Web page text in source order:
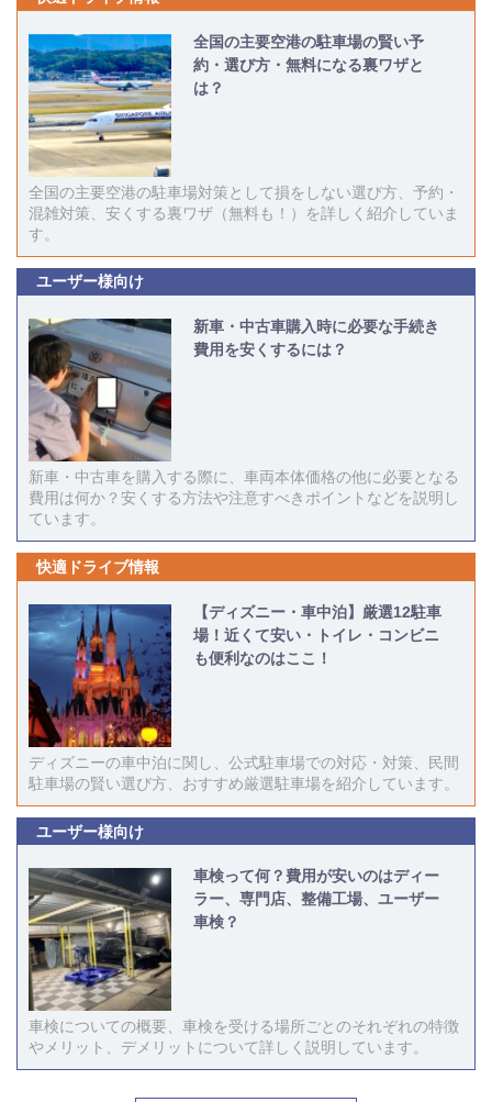
全国の主要空港の駐車場の賢い予
約・選び方・無料になる裏ワザと
は？
全国の主要空港の駐車場対策として損をしない選び方、予約・
混雑対策、安くする裏ワザ（無料も！）を詳しく紹介していま
す。
ユーザー様向け
新車・中古車購入時に必要な手続き
費用を安くするには？
新車・中古車を購入する際に、車両本体価格の他に必要となる
費用は何か？安くする方法や注意すべきポイントなどを説明し
ています。
快適ドライブ情報
【ディズニー・車中泊】厳選12駐車
場！近くて安い・トイレ・コンビニ
も便利なのはここ！
ディズニーの車中泊に関し、公式駐車場での対応・対策、民間
駐車場の賢い選び方、おすすめ厳選駐車場を紹介しています。
ユーザー様向け
車検って何？費用が安いのはディー
ラー、専門店、整備工場、ユーザー
車検？
車検についての概要、車検を受ける場所ごとのそれぞれの特徴
やメリット、デメリットについて詳しく説明しています。